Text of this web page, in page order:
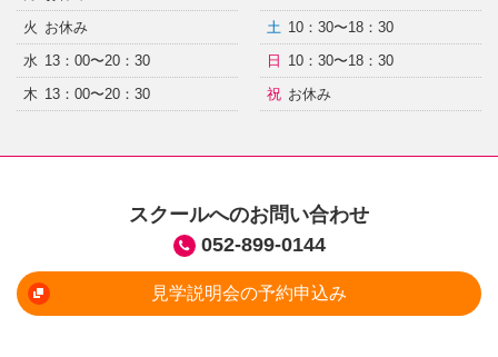
火 お休み
水 13：00〜20：30
木 13：00〜20：30
土 10：30〜18：30
日
10：30〜18：30
祝 お休み
スクールへのお問い合わせ
052-899-0144
見学説明会の予約申込み